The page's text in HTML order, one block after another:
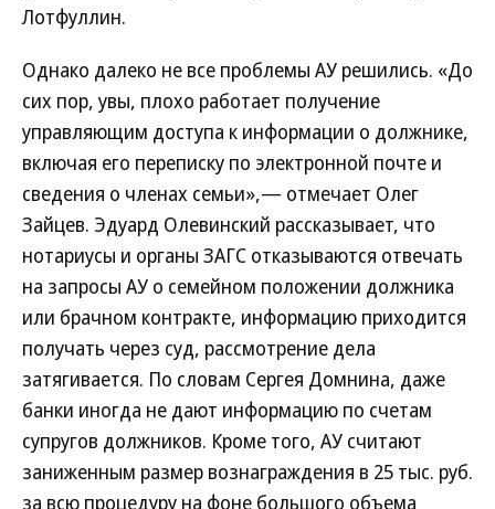
Лотфуллин.
Однако далеко не все проблемы АУ решились. «До
сих пор, увы, плохо работает получение
управляющим доступа к информации о должнике,
включая его переписку по электронной почте и
сведения о членах семьи»,— отмечает Олег
Зайцев. Эдуард Олевинский рассказывает, что
нотариусы и органы ЗАГС отказываются отвечать
на запросы АУ о семейном положении должника
или брачном контракте, информацию приходится
получать через суд, рассмотрение дела
затягивается. По словам Сергея Домнина, даже
банки иногда не дают информацию по счетам
супругов должников. Кроме того, АУ считают
заниженным размер вознаграждения в 25 тыс. руб.
за всю процедуру на фоне большого объема